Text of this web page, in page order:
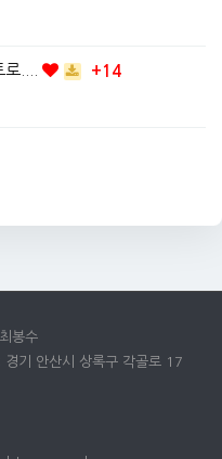
....
+14
봉수
기 안산시 상록구 각골로 17